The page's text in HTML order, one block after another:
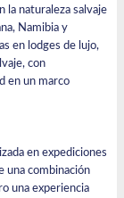
la naturaleza salvaje
Namibia y
en lodges de lujo,
con
en un marco
en expediciones
una combinación
una experiencia